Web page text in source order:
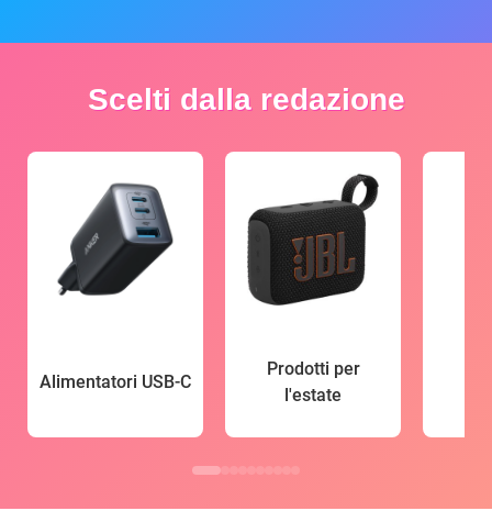
Scelti dalla redazione
Alimentatori USB-C
Prodotti per
l'estate